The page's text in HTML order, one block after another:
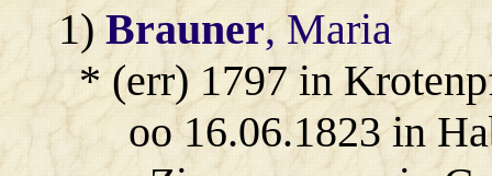
1)Brauner, Maria
* (err) 1797 in
oo 16.06.1823 in